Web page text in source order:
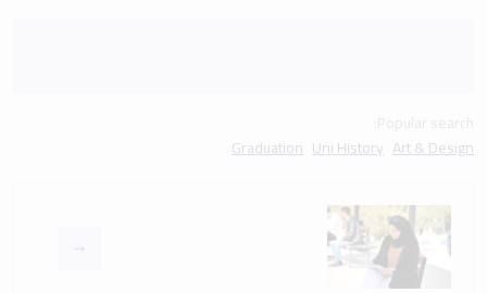
Art & Design
Uni History
Graduation